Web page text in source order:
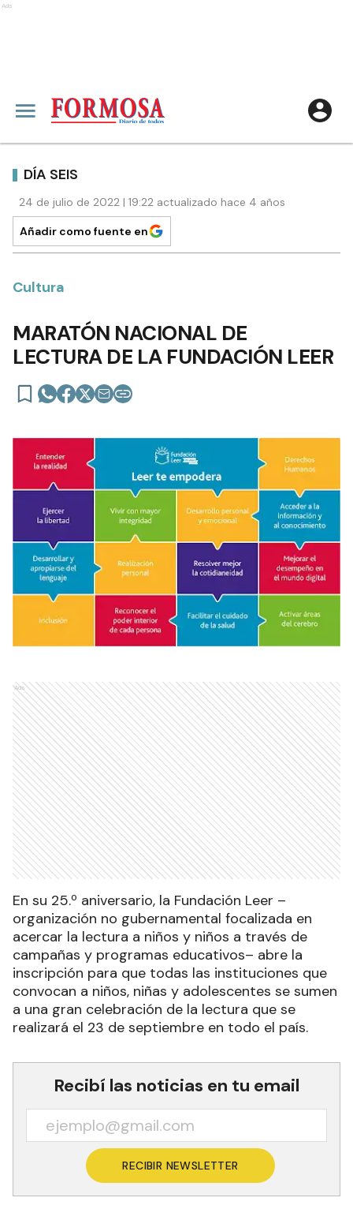
Ads
DÍA SEIS
24 de julio de 2022 | 19:22 actualizado hace 4 años
Añadir como fuente en
Cultura
MARATÓN NACIONAL DE
LECTURA DE LA FUNDACIÓN LEER
Ads
En su 25.º aniversario, la Fundación Leer –
organización no gubernamental focalizada en
acercar la lectura a niños y niños a través de
campañas y programas educativos– abre la
inscripción para que todas las instituciones que
convocan a niños, niñas y adolescentes se sumen
a una gran celebración de la lectura que se
realizará el 23 de septiembre en todo el país.
Recibí las noticias en tu email
RECIBIR NEWSLETTER